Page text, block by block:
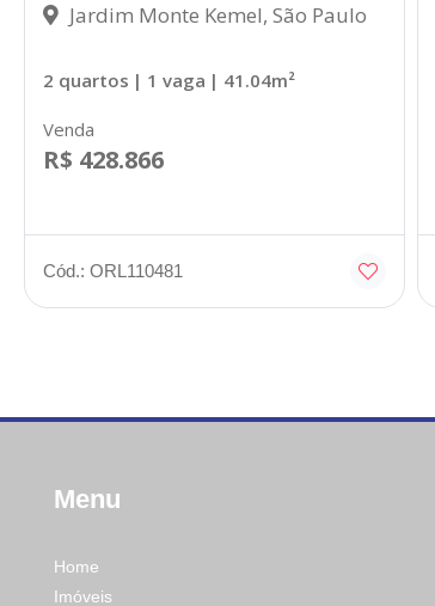
Jardim Monte Kemel, São Paulo
2 quartos | 1 vaga | 41.04m²
Venda
R$ 428.866
Cód.: ORL110481
Menu
Home
Imóveis